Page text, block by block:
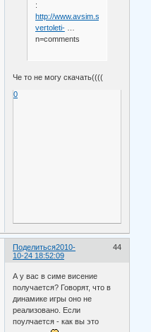
:
http://www.avsim.su/f/fs2004-
vertoleti-…
n=comments
Че то не могу скачать((((
0
Поделиться 44
2010-
10-24 18:52:09
А у вас в симе висение
получается? Говорят, что в
динамике игры оно не
реализовано. Если
поулчается - как вы это